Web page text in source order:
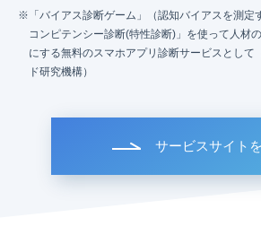
「バイアス診断ゲーム」（認知バイアスを測
コンピテンシー診断(特性診断)」を使って人材
にする無料のスマホアプリ診断サービスとして
ド研究機構）
サービスサイト